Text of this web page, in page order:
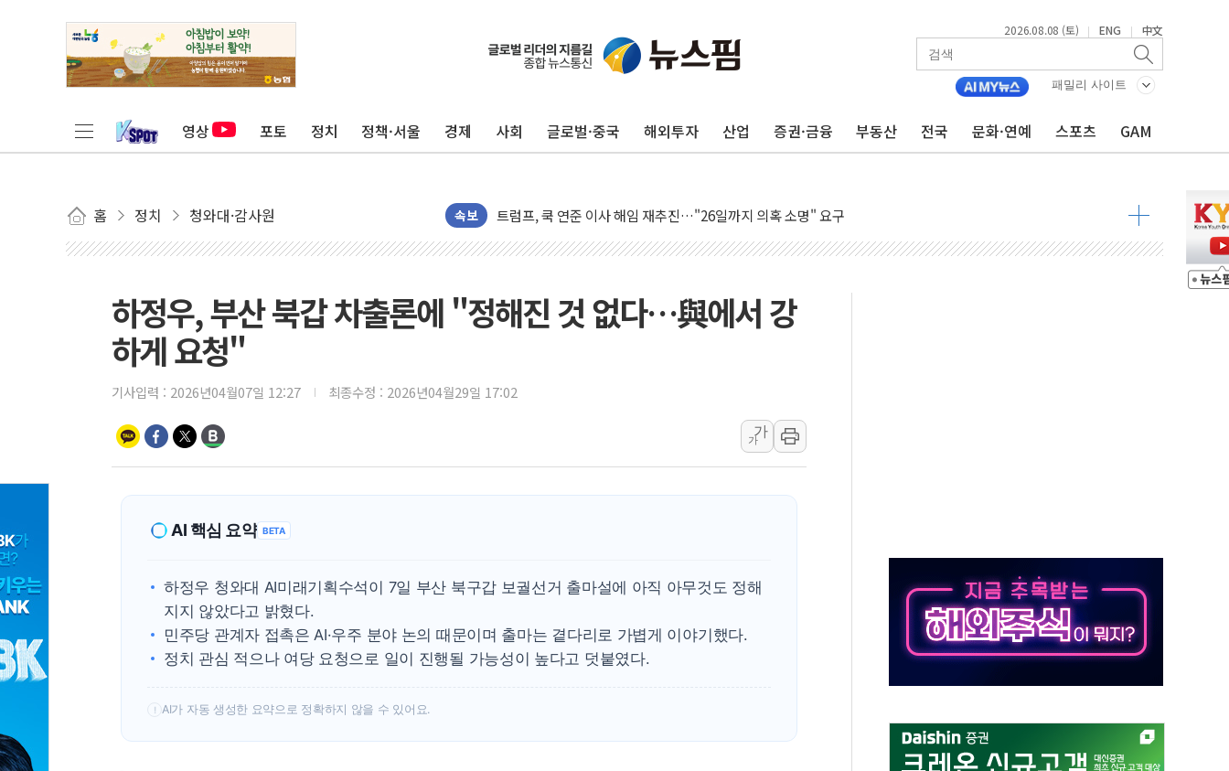
2026.08.08 (토) | ENG | 中文
패밀리 사이트
영상 포토 정치 정책·서울 경제 사회 글로벌·중국 해외투자 산업 증권·금융 부동산 전국 문화·연예 스포츠 GAM
홈 정치 청와대·감사원 속보
李대통령, 'ISA·주가누르기 방지법' 전면 재검토 지시
'호우 특보' 경북 울진 시간당 20~30mm 강한 비...가뭄 해소될 듯
오세훈 "용산공원 주택 검토, 민주당 스스로 원칙 뒤집는 것"
충북 주말 무더위 지속…청주·진천 35도, 곳곳 소나기
뉴욕증시, 고용 쇼크에 금리 인상 우려 후퇴…S&P500 최고치
트럼프, 쿡 연준 이사 해임 재추진…"26일까지 의혹 소명" 요구
美 항소법원, 백악관 무도회장 공사 중단 명령…트럼프 제동
이란 핵심 원유 수출항 '하르그섬', 최근 1주일 이상 '올스톱'… 美 해상봉쇄 영향
美 고용 쇼크에 엔화 장중 급등…시장은 "또 개입했나" 촉각
[종합] 美 7월 고용 2만3000명 감소 '쇼크'…9월 금리 인상 기대 후퇴
하정우, 부산 북갑 차출론에 "정해진 것 없다…與에서 강
하게 요청"
기사입력 : 2026년04월07일 12:27 최종수정 : 2026년04월29일 17:02
가
가
AI 핵심 요약 BETA
하정우 청와대 AI미래기획수석이 7일 부산 북구갑 보궐선거 출마설에 아직 아무것도 정해
지지 않았다고 밝혔다.
민주당 관계자 접촉은 AI·우주 분야 논의 때문이며 출마는 곁다리로 가볍게 이야기했다.
정치 관심 적으나 여당 요청으로 일이 진행될 가능성이 높다고 덧붙였다.
! AI가 자동 생성한 요약으로 정확하지 않을 수 있어요.